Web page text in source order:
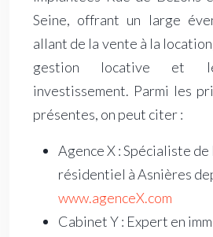
Seine, offrant un large
allant de la vente à la
gestion locative et
investissement. Parmi les
présentes, on peut citer :
Agence X : Spécialiste
résidentiel à Asnières
www.agenceX.com
Cabinet Y : Expert en